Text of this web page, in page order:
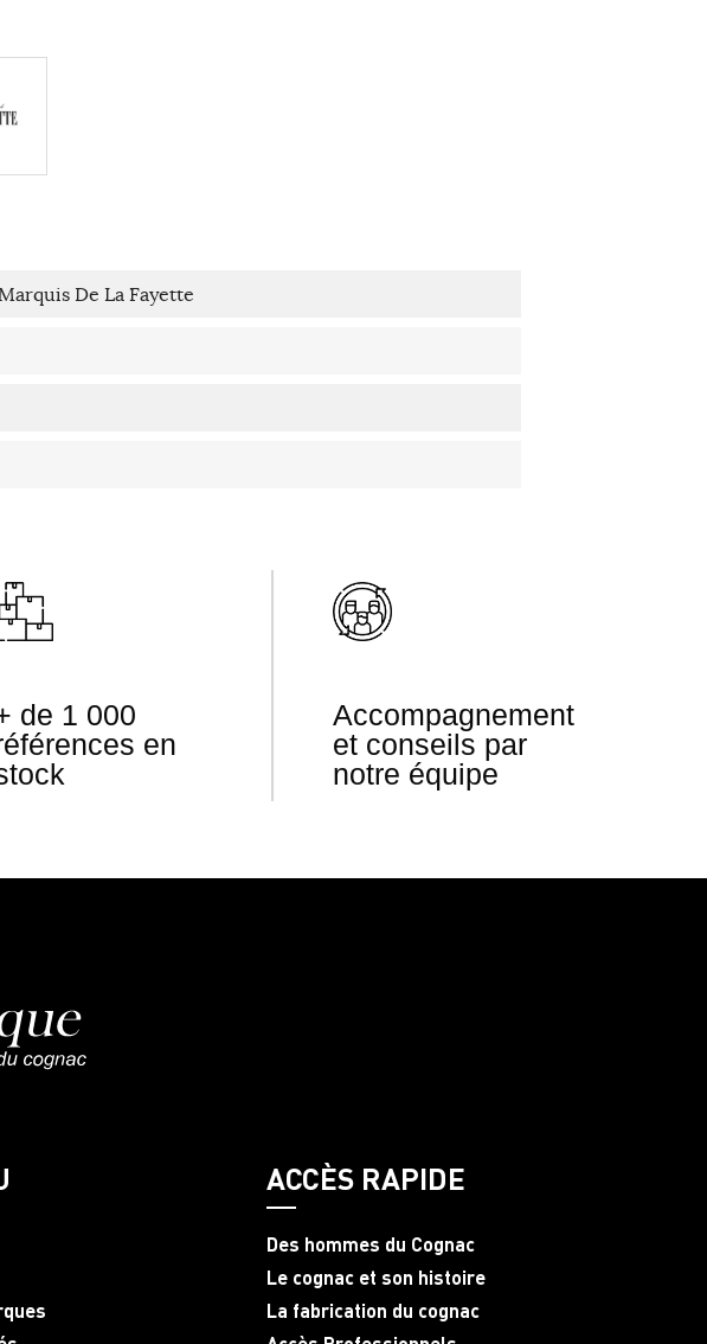
De La Fayette
de 1 000
en
Accompagnement
et conseils par
notre équipe
ACCÈS RAPIDE
Des hommes du Cognac
Le cognac et son histoire
La fabrication du cognac